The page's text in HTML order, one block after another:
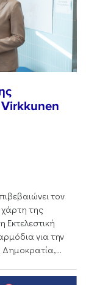
τον
της
Εκτελεστική
για την
Δημοκρατία,...